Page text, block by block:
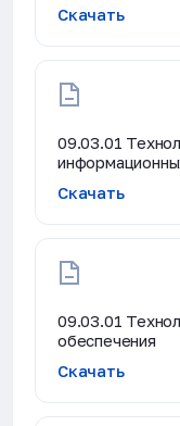
Скачать
09.03.01
Скачать
09.03.01
обеспечения
Скачать